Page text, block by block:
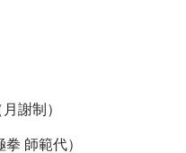
謝制）
師範代）